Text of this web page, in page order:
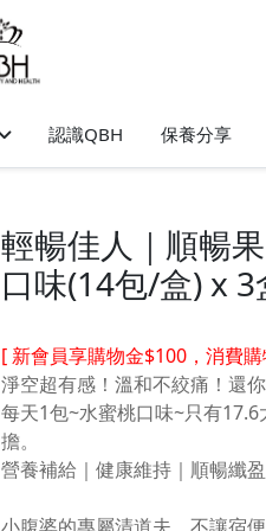
認識QBH 保養分享
輕暢佳人｜順暢
口味(14包/盒) x 3
[ 新會員享購物金$100，消費
淨空超有感！溫和不絞痛！還
每天1包~水蜜桃口味~只有
擔。
營養補給｜健康維持｜順暢纖